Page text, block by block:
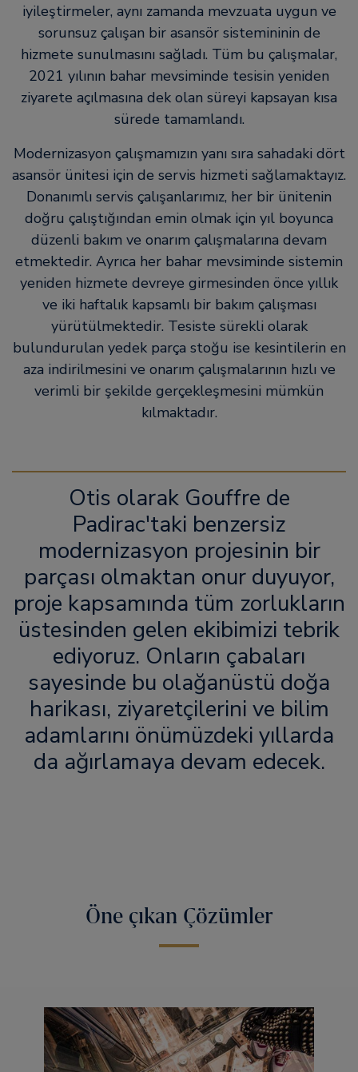
iyileştirmeler, aynı zamanda mevzuata uygun ve
sorunsuz çalışan bir asansör sistemininin de
hizmete sunulmasını sağladı. Tüm bu çalışmalar,
2021 yılının bahar mevsiminde tesisin yeniden
ziyarete açılmasına dek olan süreyi kapsayan kısa
sürede tamamlandı.
Modernizasyon çalışmamızın yanı sıra sahadaki dört
asansör ünitesi için de servis hizmeti sağlamaktayız.
Donanımlı servis çalışanlarımız, her bir ünitenin
doğru çalıştığından emin olmak için yıl boyunca
düzenli bakım ve onarım çalışmalarına devam
etmektedir. Ayrıca her bahar mevsiminde sistemin
yeniden hizmete devreye girmesinden önce yıllık
ve iki haftalık kapsamlı bir bakım çalışması
yürütülmektedir. Tesiste sürekli olarak
bulundurulan yedek parça stoğu ise kesintilerin en
aza indirilmesini ve onarım çalışmalarının hızlı ve
verimli bir şekilde gerçekleşmesini mümkün
kılmaktadır.
Otis olarak Gouffre de
Padirac'taki benzersiz
modernizasyon projesinin bir
parçası olmaktan onur duyuyor,
proje kapsamında tüm zorlukların
üstesinden gelen ekibimizi tebrik
ediyoruz. Onların çabaları
sayesinde bu olağanüstü doğa
harikası, ziyaretçilerini ve bilim
adamlarını önümüzdeki yıllarda
da ağırlamaya devam edecek.
Öne çıkan Çözümler